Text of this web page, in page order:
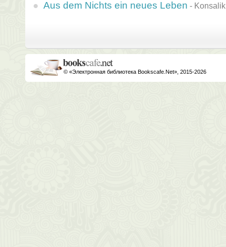
Aus dem Nichts ein neues Leben -
© «Электронная библиотека Bookscafe.Net», 2015-2026